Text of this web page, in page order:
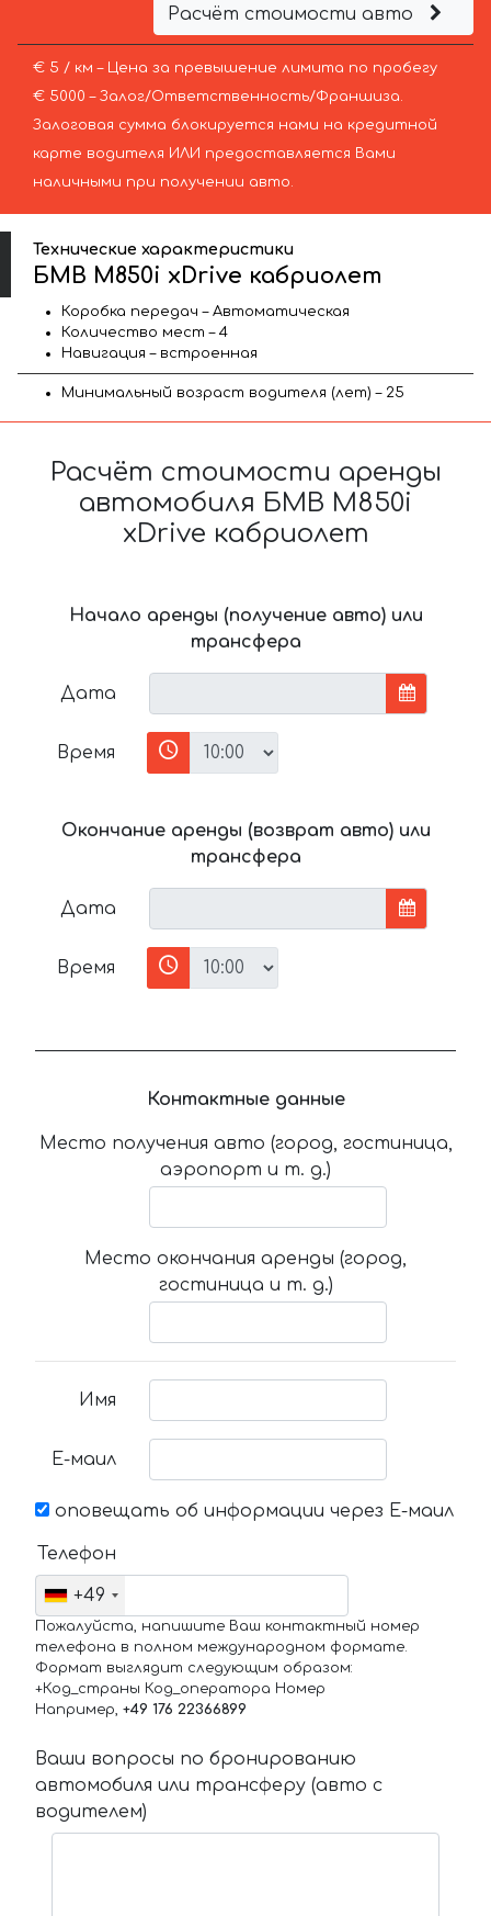
Расчёт стоимости авто
€ 5 / км – Цена за превышение лимита по пробегу
€ 5000 – Залог/Ответственность/Франшиза.
Залоговая сумма блокируется нами на кредитной
карте водителя ИЛИ предоставляется Вами
наличными при получении авто.
Технические характеристики
БМВ M850i xDrive кабриолет
Коробка передач – Автоматическая
Количество мест – 4
Навигация – встроенная
Минимальный возраст водителя (лет) – 25
Расчёт стоимости аренды
автомобиля БМВ M850i
xDrive кабриолет
Начало аренды (получение авто) или
трансфера
Дата
Время
Окончание аренды (возврат авто) или
трансфера
Дата
Время
Контактные данные
Место получения авто (город, гостиница,
аэропорт и т. д.)
Место окончания аренды (город,
гостиница и т. д.)
Имя
Е-маил
оповещать об информации через Е-маил
Телефон
+49
Пожалуйста, напишите Ваш контактный номер
телефона в полном международном формате.
Формат выглядит следующим образом:
+Код_страны Код_оператора Номер
Например, +49 176 22366899
Ваши вопросы по бронированию
автомобиля или трансферу (авто с
водителем)